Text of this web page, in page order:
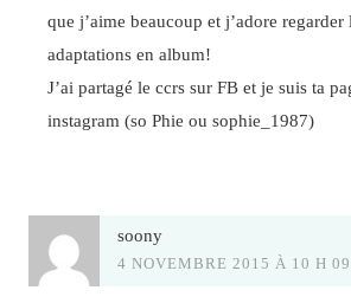
que j’aime beaucoup et j’adore regarder
adaptations en album!
J’ai partagé le ccrs sur FB et je suis ta
instagram (so Phie ou sophie_1987)
soony
4 NOVEMBRE 2015 À 10 H